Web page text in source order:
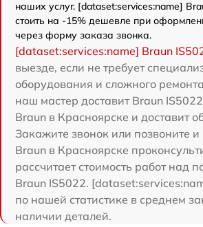
наших услуг. [dataset:services:name]
стоить на -15% дешевле при
через форму заказа звонка.
[dataset:services:name] Braun
выезде, если не требует
оборудования и сложного
наш мастер доставит Braun
Braun в Красноярске и доставит
Закажите звонок или позвоните
Braun в Красноярске
рассчитает стоимость работ над
Braun IS5022.
по нашей статистике в среднем
наличии деталей.